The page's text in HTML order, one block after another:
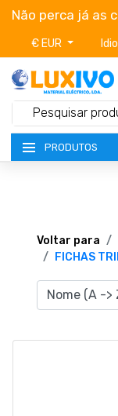
Não perca já as
€ EUR
PRODUTOS
TERMOS E
Voltar para
FICHAS